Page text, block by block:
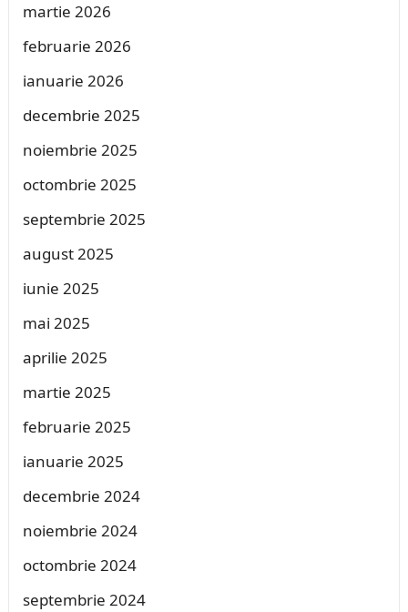
martie 2026
februarie 2026
ianuarie 2026
decembrie 2025
noiembrie 2025
octombrie 2025
septembrie 2025
august 2025
iunie 2025
mai 2025
aprilie 2025
martie 2025
februarie 2025
ianuarie 2025
decembrie 2024
noiembrie 2024
octombrie 2024
septembrie 2024